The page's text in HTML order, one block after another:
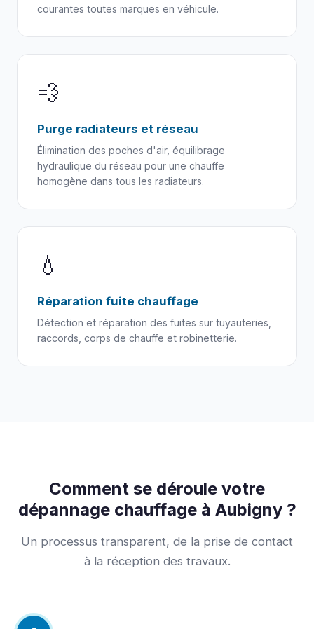
courantes toutes marques en véhicule.
💨
Purge radiateurs et réseau
Élimination des poches d'air, équilibrage
hydraulique du réseau pour une chauffe
homogène dans tous les radiateurs.
💧
Réparation fuite chauffage
Détection et réparation des fuites sur tuyauteries,
raccords, corps de chauffe et robinetterie.
Comment se déroule votre
dépannage chauffage à Aubigny ?
Un processus transparent, de la prise de contact
à la réception des travaux.